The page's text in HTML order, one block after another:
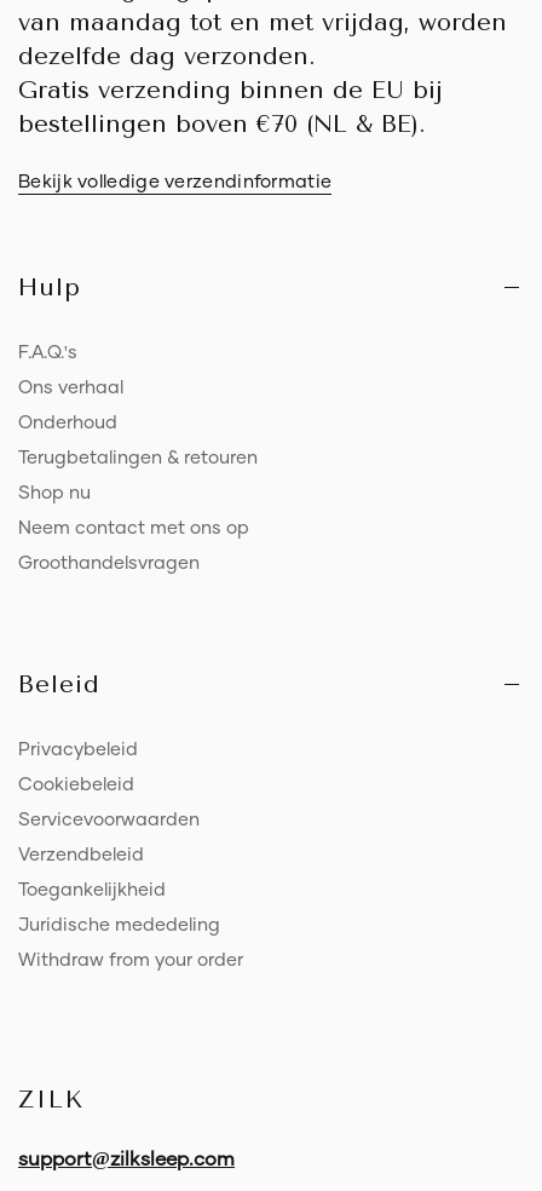
van maandag tot en met vrijdag, worden
dezelfde dag verzonden.
Gratis verzending binnen de EU bij
bestellingen boven €70 (NL & BE).
Bekijk volledige verzendinformatie
Hulp
F.A.Q.'s
Ons verhaal
Onderhoud
Terugbetalingen & retouren
Shop nu
Neem contact met ons op
Groothandelsvragen
Beleid
Privacybeleid
Cookiebeleid
Servicevoorwaarden
Verzendbeleid
Toegankelijkheid
Juridische mededeling
Withdraw from your order
ZILK
support@zilksleep.com